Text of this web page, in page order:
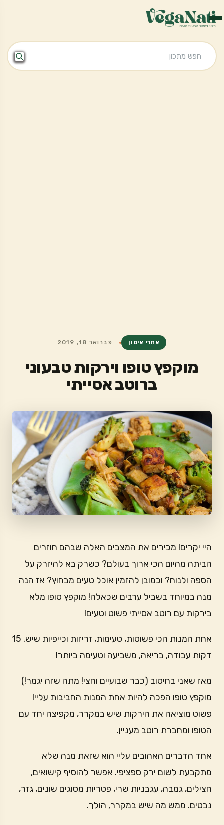
אחרי אימון פברואר 18, 2019
מוקפץ טופו וירקות טבעוני
ברוטב אסייתי
היי יקרים! מכירים את המצבים האלה שבהם חוזרים
הביתה מהיום הכי ארוך בעולם? כשרק בא להיזרק על
הספה ולנוח? וכמובן להזמין אוכל טעים מבחוץ? אז הנה
מנה במיוחד בשביל ערבים שכאלה! מוקפץ טופו מלא
בירקות עם רוטב אסייתי פשוט וטעים!
אחת המנות הכי פשוטות, טעימות, זריזות וכייפיות שיש. 15
דקות עבודה, בריאה, משביעה וטעימה ביותר!
מאז שאני בחיטוב (כבר שבועיים וחצי! מתה שזה יגמר!)
מוקפץ טופו הפכה להיות אחת המנות החביבות עליי!
פשוט מוציאה את הירקות שיש במקרר, מקפיצה יחד עם
הטופו ומחברת רוטב מעניין.
אחד הדברים האהובים עליי הוא שזאת מנה שלא
מתקבעת לשום ירק ספציפי. אפשר להוסיף קישואים,
חצילים, גמבה, עגבניות שרי, פטריות מסוגים שונים, גזר,
נבטים. ממש מה שיש במקרר, הולך.